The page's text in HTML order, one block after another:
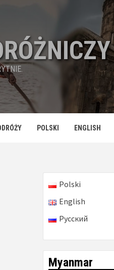
POLSKI ENGLISH
Polski
English
Русский
Myanmar